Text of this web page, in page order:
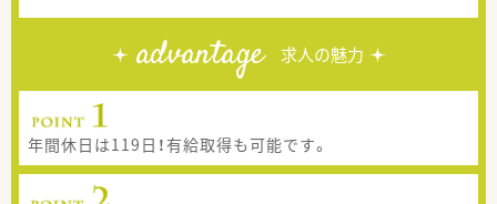
advantage 求人の魅力
年間休日は119日！有給取得も可能です。